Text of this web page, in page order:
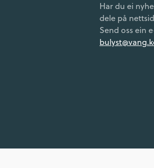
Har du ei
dele på
Send oss ein